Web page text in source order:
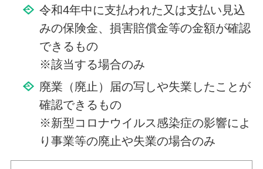
令和4年中に支払われた又は支払い見込
みの保険金、損害賠償金等の金額が確認
できるもの
※該当する場合のみ
廃業（廃止）届の写しや失業したことが
確認できるもの
※新型コロナウイルス感染症の影響によ
り事業等の廃止や失業の場合のみ